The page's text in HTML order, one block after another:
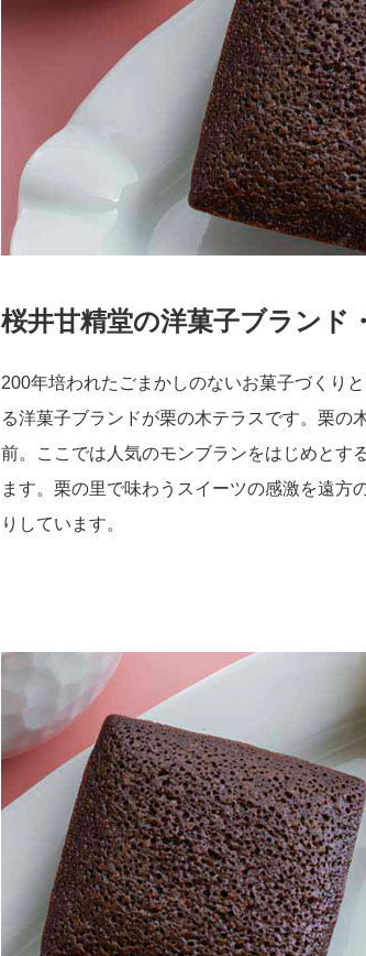
桜井甘精堂の洋菓子ブランド
200年培われたごまかしのないお菓子づくり
る洋菓子ブランドが栗の木テラスです。栗の
前。ここでは人気のモンブランをはじめとす
ます。栗の里で味わうスイーツの感激を遠方
りしています。